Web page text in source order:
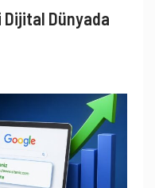
Dijital Dünyada